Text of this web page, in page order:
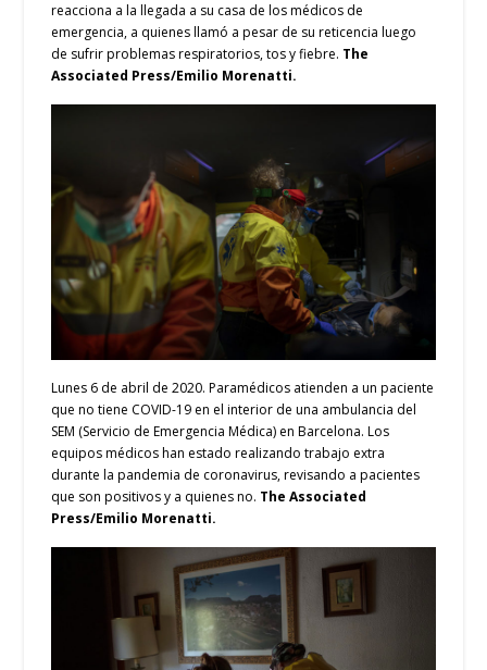
reacciona a la llegada a su casa de los médicos de
emergencia, a quienes llamó a pesar de su reticencia luego
de sufrir problemas respiratorios, tos y fiebre. The
Associated Press/Emilio Morenatti.
Lunes 6 de abril de 2020. Paramédicos atienden a un paciente
que no tiene COVID-19 en el interior de una ambulancia del
SEM (Servicio de Emergencia Médica) en Barcelona. Los
equipos médicos han estado realizando trabajo extra
durante la pandemia de coronavirus, revisando a pacientes
que son positivos y a quienes no. The Associated
Press/Emilio Morenatti.